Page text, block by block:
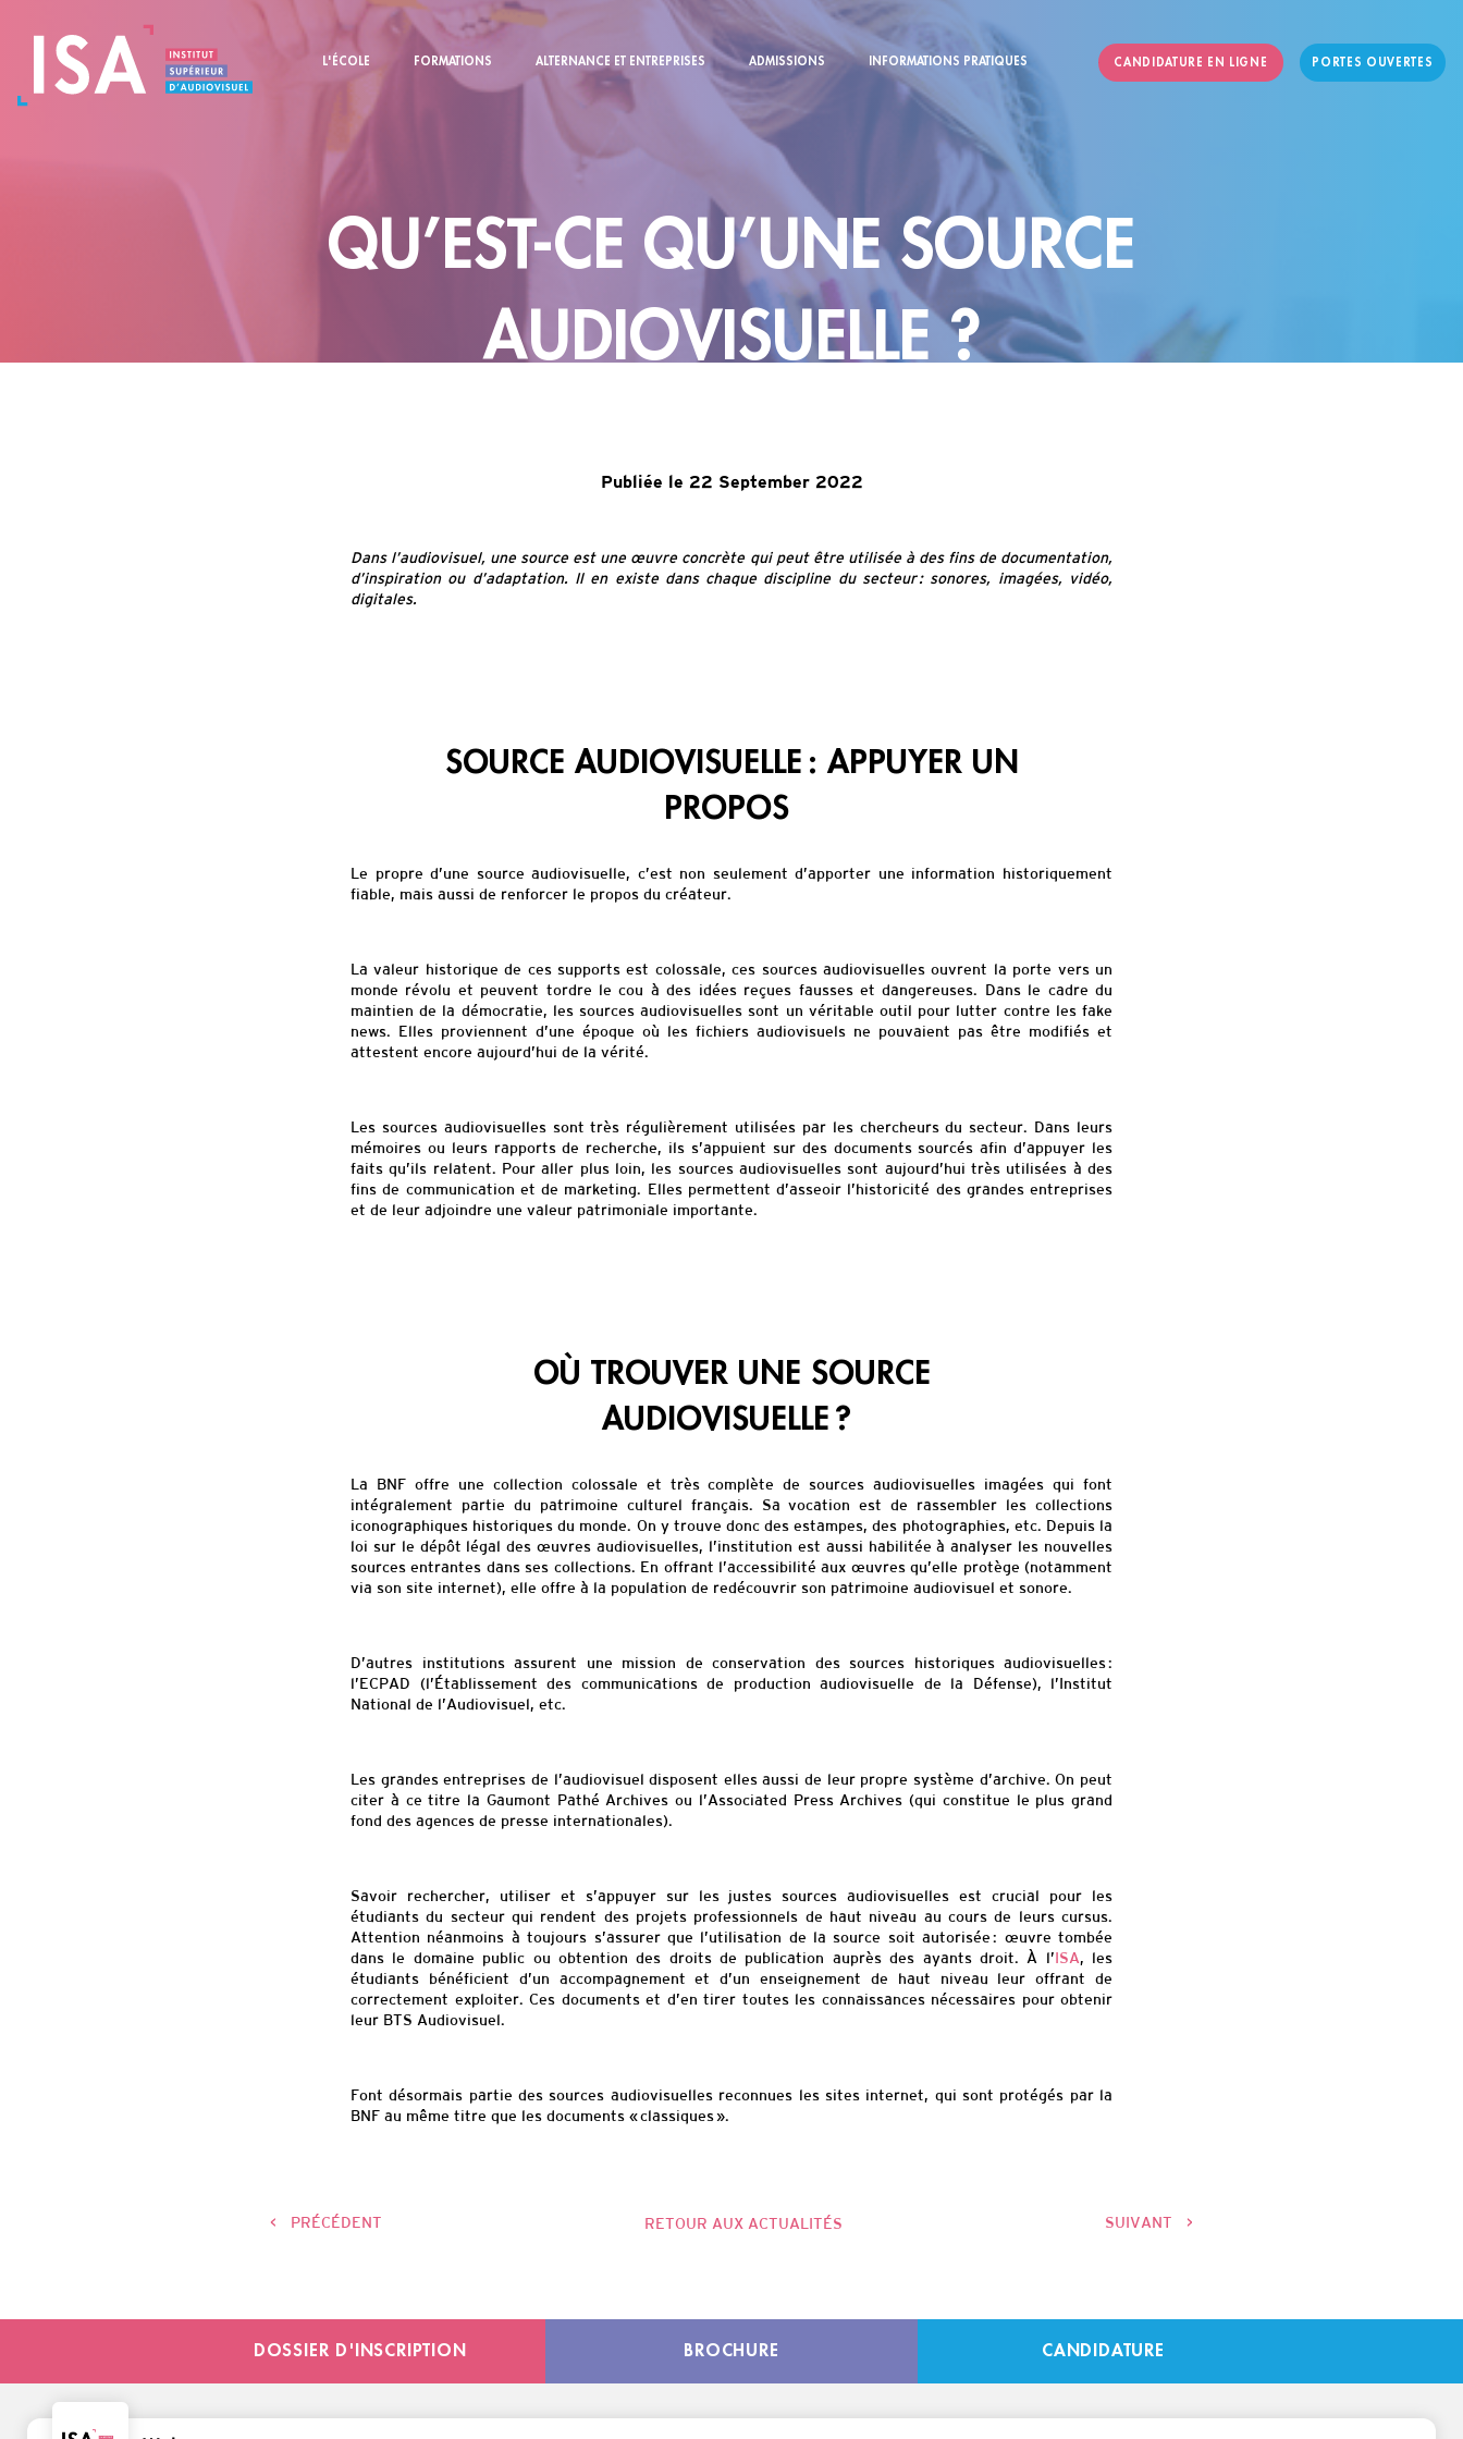
L'ÉCOLE FORMATIONS ALTERNANCE ET ENTREPRISES ADMISSIONS INFORMATIONS PRATIQUES CANDIDATURE EN LIGNE PORTES OUVERTES
QU’EST-CE QU’UNE SOURCE
AUDIOVISUELLE ?
Publiée le 22 September 2022
Dans l’audiovisuel, une source est une œuvre concrète qui peut être utilisée à des fins de documentation,
d’inspiration ou d’adaptation. Il en existe dans chaque discipline du secteur : sonores, imagées, vidéo,
digitales.
SOURCE AUDIOVISUELLE : APPUYER UN
PROPOS
Le propre d’une source audiovisuelle, c’est non seulement d’apporter une information historiquement
fiable, mais aussi de renforcer le propos du créateur.
La valeur historique de ces supports est colossale, ces sources audiovisuelles ouvrent la porte vers un
monde révolu et peuvent tordre le cou à des idées reçues fausses et dangereuses. Dans le cadre du
maintien de la démocratie, les sources audiovisuelles sont un véritable outil pour lutter contre lesfake
news. Elles proviennent d’une époque où les fichiers audiovisuels ne pouvaient pas être modifiés et
attestent encore aujourd’hui de la vérité.
Les sources audiovisuelles sont très régulièrement utilisées par les chercheurs du secteur. Dans leurs
mémoires ou leurs rapports de recherche, ils s’appuient sur des documents sourcés afin d’appuyer les
faits qu’ils relatent. Pour aller plus loin, les sources audiovisuelles sont aujourd’hui très utilisées à des
fins de communication et de marketing. Elles permettent d’asseoir l’historicité des grandes entreprises
et de leur adjoindre une valeur patrimoniale importante.
OÙ TROUVER UNE SOURCE
AUDIOVISUELLE ?
La BNF offre une collection colossale et très complète de sources audiovisuelles imagées qui font
intégralement partie du patrimoine culturel français. Sa vocation est de rassembler les collections
iconographiques historiques du monde. On y trouve donc des estampes, des photographies, etc. Depuisla
loi sur le dépôt légal des œuvres audiovisuelles, l’institution est aussi habilitée à analyser les nouvelles
sources entrantes dans ses collections. En offrant l’accessibilité aux œuvres qu’elle protège (notamment
via son site internet), elle offre à la population de redécouvrir son patrimoine audiovisuel et sonore.
D’autres institutions assurent une mission de conservation des sources historiques audiovisuelles :
l’ECPAD (l’Établissement des communications de production audiovisuelle de la Défense), l’Institut
National de l’Audiovisuel, etc.
Les grandes entreprises de l’audiovisuel disposent elles aussi de leur propre système d’archive. On peut
citer à ce titre la Gaumont Pathé Archives ou l’Associated PressArchives (qui constitue le plus grand
fond des agences de presse internationales).
Savoir rechercher, utiliser et s’appuyer sur les justes sources audiovisuelles est crucial pour les
étudiants du secteur qui rendent des projets professionnels de haut niveau au cours de leurs cursus.
Attention néanmoins à toujours s’assurer que l’utilisation de la source soit autorisée : œuvre tombée
dans le domaine public ou obtention des droits de publication auprès des ayants droit. À l’ISA, les
étudiants bénéficient d’un accompagnement et d’un enseignement de haut niveau leur offrant de
correctement exploiter. Ces documents et d’en tirer toutes les connaissances nécessaires pour obtenir
leur BTS Audiovisuel.
Font désormais partie des sources audiovisuelles reconnues les sites internet, qui sont protégés par la
BNF au même titre que les documents « classiques ».
< PRÉCÉDENT RETOUR AUX ACTUALITÉS SUIVANT >
DOSSIER D'INSCRIPTION BROCHURE CANDIDATURE